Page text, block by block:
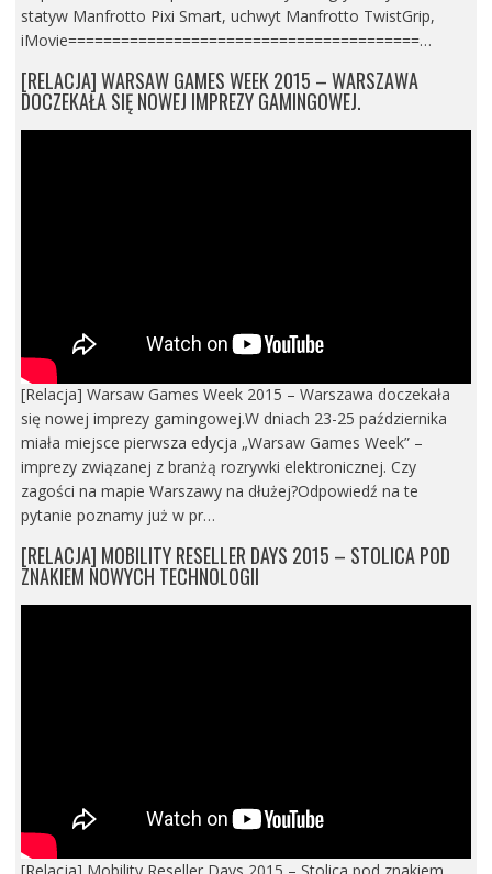
statyw Manfrotto Pixi Smart, uchwyt Manfrotto TwistGrip,
iMovie========================================…
[RELACJA] WARSAW GAMES WEEK 2015 – WARSZAWA
DOCZEKAŁA SIĘ NOWEJ IMPREZY GAMINGOWEJ.
[Relacja] Warsaw Games Week 2015 – Warszawa doczekała
się nowej imprezy gamingowej.W dniach 23-25 października
miała miejsce pierwsza edycja „Warsaw Games Week” –
imprezy związanej z branżą rozrywki elektronicznej. Czy
zagości na mapie Warszawy na dłużej?Odpowiedź na te
pytanie poznamy już w pr…
[RELACJA] MOBILITY RESELLER DAYS 2015 – STOLICA POD
ZNAKIEM NOWYCH TECHNOLOGII